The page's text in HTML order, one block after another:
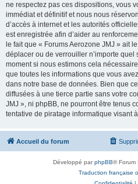
ne respectez pas ces dispositions, vous
immédiat et définitif et nous nous
d’accès à internet et les autorités
est enregistrée afin d’aider au
le fait que « Forums Aerozone JMJ » ait
déplacer ou de verrouiller n’importe quel
moment si nous estimons cela
que toutes les informations que vous
dans notre base de données. Bien que
diffusées à une tierce partie sans votre
JMJ », ni phpBB, ne pourront être tenus
tentative de piratage informatique visant
Accueil du forum
Développé parphpBB® Forum
Traduction française